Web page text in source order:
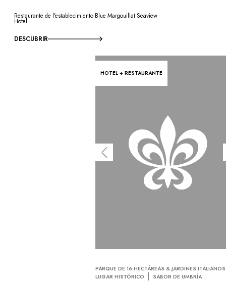
Restaurante de l'establecimiento Blue Margouillat Seaview
Hotel
DESCUBRIR
HOTEL + RESTAURANTE
PARQUE DE 16 HECTÁREAS & JARDINES ITALIANOS
LUGAR HISTÓRICO
SABOR DE UMBRÍA